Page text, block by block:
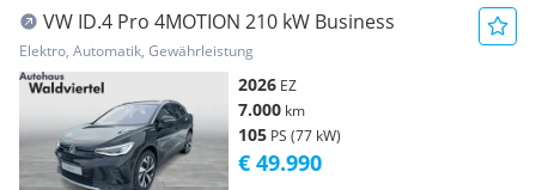
VW ID.4 Pro 4MOTION 210 kW Business
Elektro, Automatik, Gewährleistung
2026 EZ
7.000 km
105 PS (77 kW)
€ 49.990